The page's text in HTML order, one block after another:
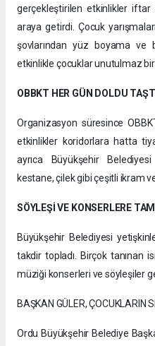
gerçekleştirilen etkinlikler iftar
araya getirdi. Çocuk
şovlarından yüz boyama ve
etkinlikle çocuklar unutulmaz
OBBKT HER GÜN DOLDU TAŞTI
Organizasyon süresince
etkinlikler koridorlara hatta
ayrıca Büyükşehir
kestane, çilek gibi çeşitli ikram
SÖYLEŞİ VE KONSERLERE
Büyükşehir Belediyesi
takdir topladı. Birçok tanınan
müziği konserleri ve söyleşiler
BAŞKAN GÜLER, ÇOCUKLARIN
Ordu Büyükşehir Belediye